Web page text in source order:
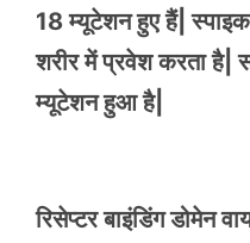
18 म्यूटेशन हुए हैं| स्पाइक
शरीर में प्रवेश करता है|
म्यूटेशन हुआ है|
रिसेप्टर बाइंडिंग डोमेन